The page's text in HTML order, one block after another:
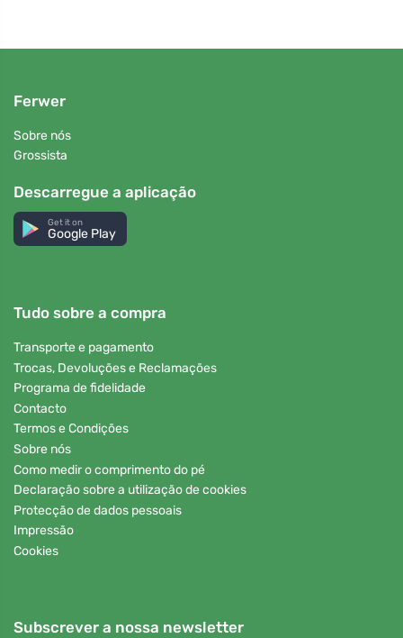
Ferwer
Sobre nós
Grossista
Descarregue a aplicação
Get it on
Google Play
Tudo sobre a compra
Transporte e pagamento
Trocas, Devoluções e Reclamações
Programa de fidelidade
Contacto
Termos e Condições
Sobre nós
Como medir o comprimento do pé
Declaração sobre a utilização de cookies
Protecção de dados pessoais
Impressão
Cookies
Subscrever a nossa newsletter